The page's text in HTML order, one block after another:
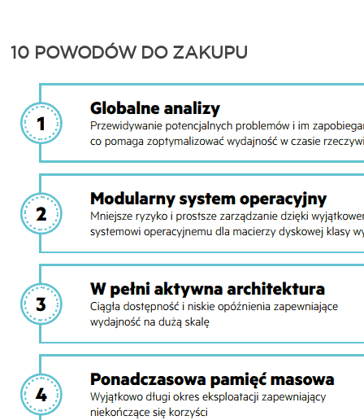
10 POWODÓW DO ZAKUPU